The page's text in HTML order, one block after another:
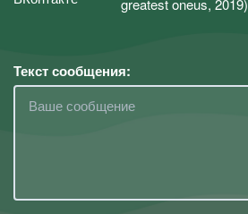
greatest oneus, 2019)
Текст сообщения: